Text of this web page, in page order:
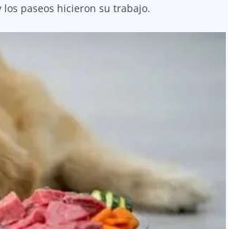
paseos hicieron su trabajo.